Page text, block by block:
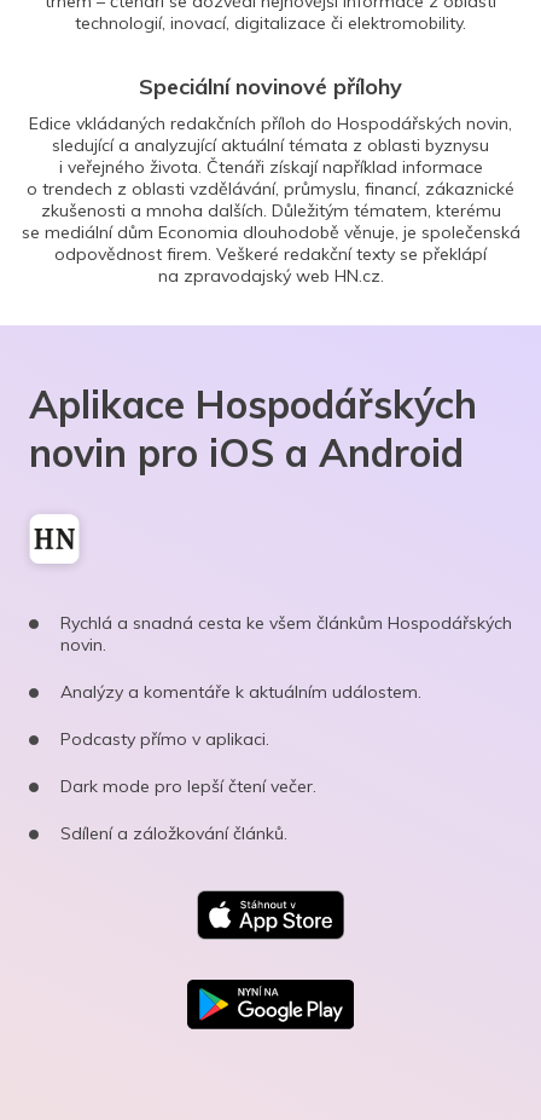
technologií, inovací, digitalizace či elektromobility.
Speciální novinové přílohy
Edice vkládaných redakčních příloh do Hospodářských novin,
sledující a analyzující aktuální témata z oblasti byznysu
i veřejného života. Čtenáři získají například informace
o trendech z oblasti vzdělávání, průmyslu, financí, zákaznické
zkušenosti a mnoha dalších. Důležitým tématem, kterému
se mediální dům Economia dlouhodobě věnuje, je společenská
odpovědnost firem. Veškeré redakční texty se překlápí
na zpravodajský web HN.cz.
Aplikace Hospodářských
novin pro iOS a Android
Rychlá a snadná cesta ke všem článkům Hospodářských
novin.
Analýzy a komentáře k aktuálním událostem.
Podcasty přímo v aplikaci.
Dark mode pro lepší čtení večer.
Sdílení a záložkování článků.